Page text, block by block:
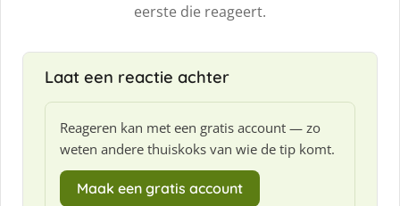
eerste die reageert.
Laat een reactie achter
Reageren kan met een gratis account — zo
weten andere thuiskoks van wie de tip komt.
Maak een gratis account